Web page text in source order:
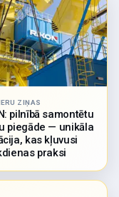
ZIŅAS
pilnībā samontētu
piegāde — unikāla
kas kļuvusi
praksi